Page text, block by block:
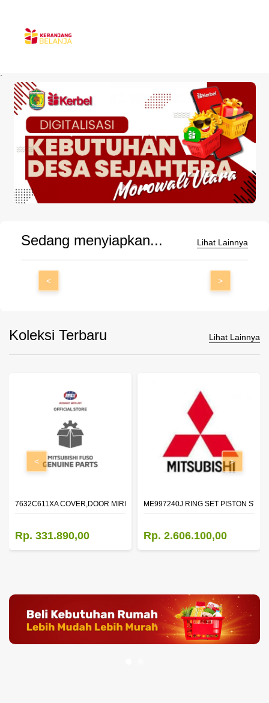
`
Sedang menyiapkan... Lihat Lainnya
< >
Koleksi Terbaru Lihat Lainnya
7632C611XA COVER,DOOR MIRROR,OTR LH
Rp. 331.890,00
ME997240J RING SET PISTON STD
Rp. 2.606.100,00
< >